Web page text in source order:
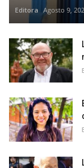
Editora Agosto 9,